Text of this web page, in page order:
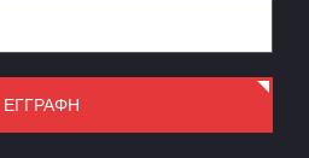
ΕΓΓΡΑΦΗ